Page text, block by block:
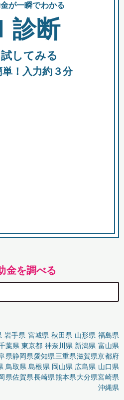
て表示
資 出資
が一瞬でわかる
診断
してみる
単！入力約３分
金を調べる
岩手県 宮城県 秋田県 山形県 福島県
葉県 東京都 神奈川県 新潟県 富山県
県静岡県愛知県三重県滋賀県京都府
鳥取県 島根県 岡山県 広島県 山口県
県佐賀県長崎県熊本県大分県宮崎県
沖縄県